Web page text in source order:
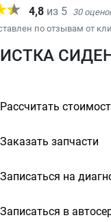
4,8 из 5 30
по отзывам от
Рассчитать
Заказать запчасти
Записаться на
Записаться в